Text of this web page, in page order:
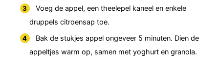
Voeg de appel, een theelepel kaneel en enkele
druppels citroensap toe.
Bak de stukjes appel ongeveer 5 minuten. Dien de
appeltjes warm op, samen met yoghurt en granola.